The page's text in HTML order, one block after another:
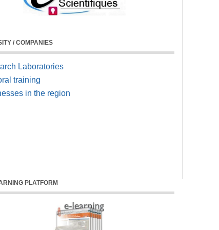
/ COMPANIES
Laboratories
training
in the region
PLATFORM